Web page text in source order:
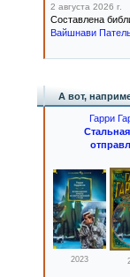
2 августа 2026 г.
Составлена
Вайшнави
А вот,
Гарри
2023